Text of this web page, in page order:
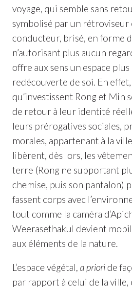
voyage, qui semble sans
symbolisé par un rétroviseur
conducteur, brisé, en forme
n’autorisant plus aucun
offre aux sens un espace
redécouverte de soi. En
qu’investissent Rong et Min
de retour à leur identité
leurs prérogatives sociales,
morales, appartenant à la
libèrent, dès lors, les
terre (Rong ne supportant
chemise, puis son pantalon)
fassent corps avec
tout comme la caméra
Weerasethakul devient
aux éléments de la nature.
L’espace végétal, a prioride
par rapport à celui de la ville,